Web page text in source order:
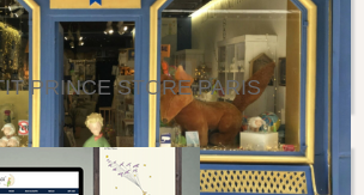
PRINCE STORE PARIS